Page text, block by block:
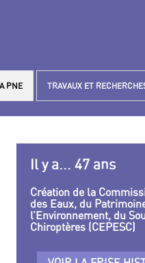
PNE TRAVAUX ET
Il y a... 47 ans
Création de la
des Eaux, du
l’Environnement, du
Chiroptères (CEPESC)